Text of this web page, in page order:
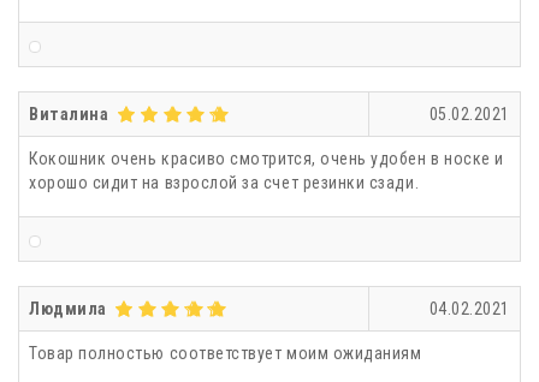
Виталина 05.02.2021
Кокошник очень красиво смотрится, очень удобен в носке и
хорошо сидит на взрослой за счет резинки сзади.
Людмила 04.02.2021
Товар полностью соответствует моим ожиданиям